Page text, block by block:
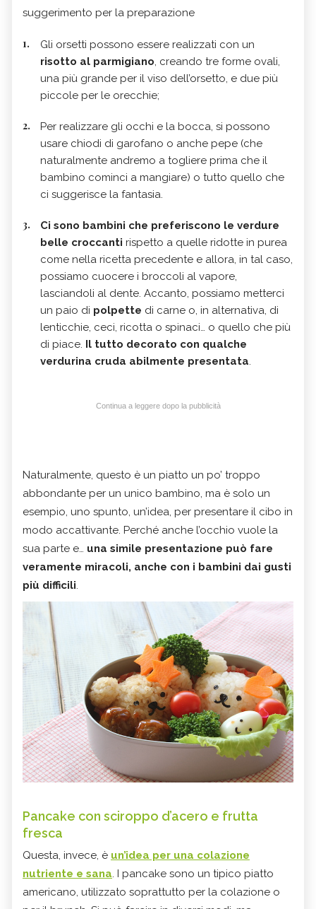
suggerimento per la preparazione
Gli orsetti possono essere realizzati con un
risotto al parmigiano, creando tre forme ovali,
una più grande per il viso dell’orsetto, e due più
piccole per le orecchie;
Per realizzare gli occhi e la bocca, si possono
usare chiodi di garofano o anche pepe (che
naturalmente andremo a togliere prima che il
bambino cominci a mangiare) o tutto quello che
ci suggerisce la fantasia.
Ci sono bambini che preferiscono le verdure
belle croccanti rispetto a quelle ridotte in purea
come nella ricetta precedente e allora, in tal caso,
possiamo cuocere i broccoli al vapore,
lasciandoli al dente. Accanto, possiamo metterci
un paio di polpette di carne o, in alternativa, di
lenticchie, ceci, ricotta o spinaci… o quello che più
di piace. Il tutto decorato con qualche
verdurina cruda abilmente presentata.
Continua a leggere dopo la pubblicità
Naturalmente, questo è un piatto un po’ troppo
abbondante per un unico bambino, ma è solo un
esempio, uno spunto, un’idea, per presentare il cibo in
modo accattivante. Perché anche l’occhio vuole la
sua parte e… una simile presentazione può fare
veramente miracoli, anche con i bambini dai gusti
più difficili.
Pancake con sciroppo d’acero e frutta
fresca
Questa, invece, è un’idea per una colazione
nutriente e sana. I pancake sono un tipico piatto
americano, utilizzato soprattutto per la colazione o